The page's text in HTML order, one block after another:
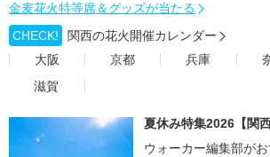
金麦花火特等席＆グッズが当たる
CHECK!
関西の花火開催カレンダー
大阪
京都 兵庫
滋賀
夏休み特集2026【関西
ウォーカー編集部が